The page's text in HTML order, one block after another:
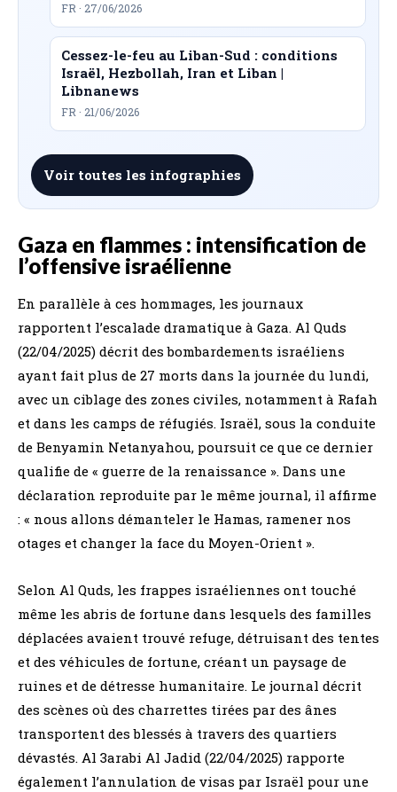
FR · 27/06/2026
Cessez-le-feu au Liban-Sud : conditions
Israël, Hezbollah, Iran et Liban |
Libnanews
FR · 21/06/2026
Voir toutes les infographies
Gaza en flammes : intensification de
l’offensive israélienne
En parallèle à ces hommages, les journaux
rapportent l’escalade dramatique à Gaza. Al Quds
(22/04/2025) décrit des bombardements israéliens
ayant fait plus de 27 morts dans la journée du lundi,
avec un ciblage des zones civiles, notamment à Rafah
et dans les camps de réfugiés. Israël, sous la conduite
de Benyamin Netanyahou, poursuit ce que ce dernier
qualifie de « guerre de la renaissance ». Dans une
déclaration reproduite par le même journal, il affirme
: « nous allons démanteler le Hamas, ramener nos
otages et changer la face du Moyen-Orient ».
Selon Al Quds, les frappes israéliennes ont touché
même les abris de fortune dans lesquels des familles
déplacées avaient trouvé refuge, détruisant des tentes
et des véhicules de fortune, créant un paysage de
ruines et de détresse humanitaire. Le journal décrit
des scènes où des charrettes tirées par des ânes
transportent des blessés à travers des quartiers
dévastés. Al 3arabi Al Jadid (22/04/2025) rapporte
également l’annulation de visas par Israël pour une